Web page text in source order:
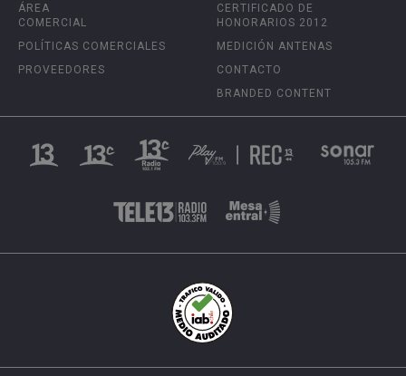
ÁREA
COMERCIAL
POLÍTICAS COMERCIALES
PROVEEDORES
CERTIFICADO DE
HONORARIOS 2012
MEDICIÓN ANTENAS
CONTACTO
BRANDED CONTENT